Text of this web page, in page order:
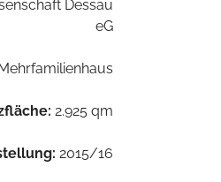
Dessau
eG
2.925 qm
2015/16